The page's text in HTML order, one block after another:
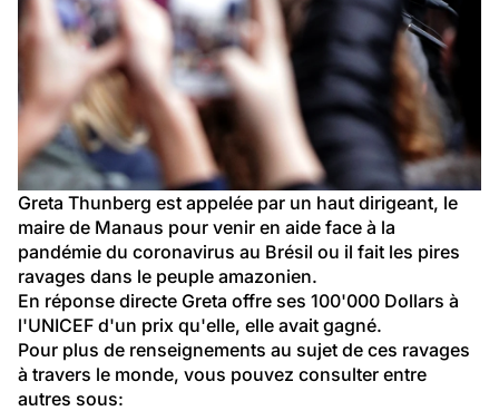
Greta Thunberg est appelée par un haut dirigeant, le
maire de Manaus pour venir en aide face à la
pandémie du coronavirus au Brésil ou il fait les pires
ravages dans le peuple amazonien.
En réponse directe Greta offre ses 100'000 Dollars à
l'UNICEF d'un prix qu'elle, elle avait gagné.
Pour plus de renseignements au sujet de ces ravages
à travers le monde, vous pouvez consulter entre
autres sous: